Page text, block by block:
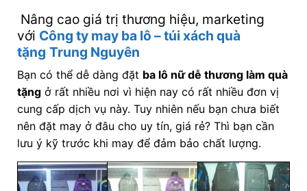
Nâng cao giá trị thương hiệu, marketing
với Công ty may ba lô – túi xách quà
tặng Trung Nguyên
Bạn có thể dễ dàng đặt ba lô nữ dễ thương làm quà
tặngở rất nhiều nơi vì hiện nay có rất nhiều đơn vị
cung cấp dịch vụ này. Tuy nhiên nếu bạn chưa biết
nên đặt may ở đâu cho uy tín, giá rẻ? Thì bạn cần
lưu ý kỹ trước khi may để đảm bảo chất lượng.